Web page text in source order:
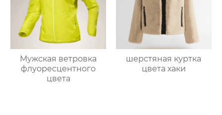
Мужская ветровка
флуоресцентного
цвета
шерстяная куртка
цвета хаки